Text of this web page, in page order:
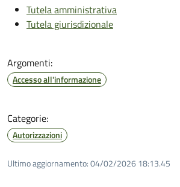
Tutela amministrativa
Tutela giurisdizionale
Argomenti:
Accesso all'informazione
Categorie:
Autorizzazioni
Ultimo aggiornamento:04/02/2026 18:13.45